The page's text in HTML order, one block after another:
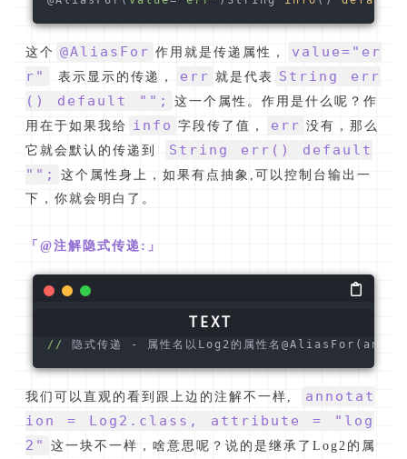
这个 @AliasFor 作用就是传递属性，
value="er
r"
表示显示的传递， err 就是代表
String err
() default "";
这一个属性。作用是什么呢？作
用在于如果我给 info 字段传了值， err 没有，那么
它就会默认的传递到
String err() default
"";
这个属性身上，如果有点抽象,可以控制台输出一
下，你就会明白了。
「@注解隐式传递:」
// 隐式传递 - 属性名以Log2的属性名
我们可以直观的看到跟上边的注解不一样,
annotat
ion = Log2.class, attribute = "log
2"
这一块不一样，啥意思呢？说的是继承了Log2的属